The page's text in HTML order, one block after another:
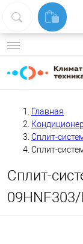
Главная
Сплит-
Сплит-
Сплит-
09HNF303/